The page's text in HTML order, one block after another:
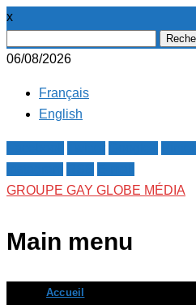
x
06/08/2026
Français
English
GROUPE GAY GLOBE MÉDIA
Main menu
Accueil